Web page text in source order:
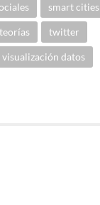
smart cities
teorías twitter
visualización datos